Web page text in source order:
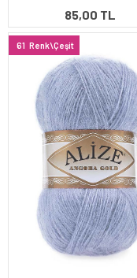
85,00 TL
61 Renk\Çeşit